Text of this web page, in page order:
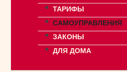
ТАРИФЫ
САМОУПРАВЛЕНИЯ
ЗАКОНЫ
ДЛЯ ДОМА